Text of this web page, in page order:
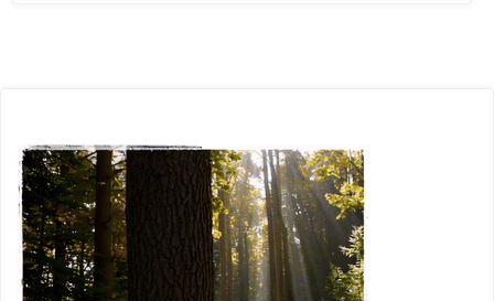
Herzen:
Hoffnung
und